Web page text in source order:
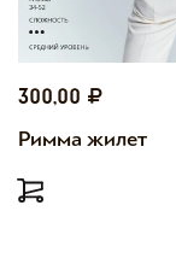
300,00
Римма жилет